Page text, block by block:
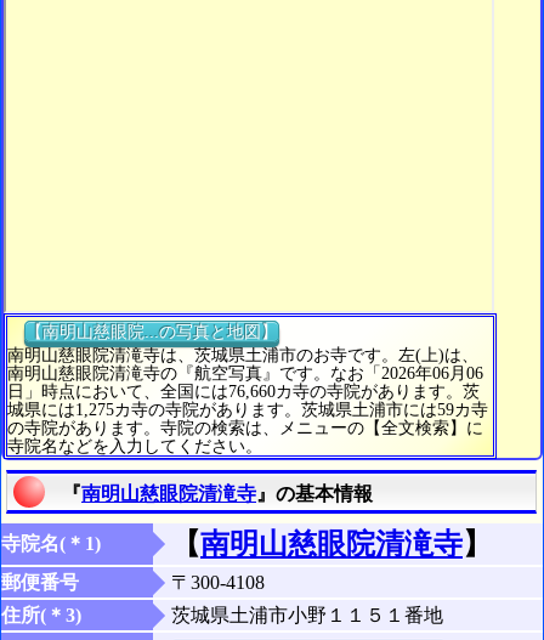
【南明山慈眼院...の写真と地図】
南明山慈眼院清滝寺は、茨城県土浦市のお寺です。左(上)は、
南明山慈眼院清滝寺の『航空写真』です。なお「2026年06月06
日」時点において、全国には76,660カ寺の寺院があります。茨
城県には1,275カ寺の寺院があります。茨城県土浦市には59カ寺
の寺院があります。寺院の検索は、メニューの【全文検索】に
寺院名などを入力してください。
『南明山慈眼院清滝寺 』の基本情報
寺院名(＊1) 【南明山慈眼院清滝寺】
郵便番号
〒300-4108
住所(＊3)
茨城県土浦市小野１１５１番地